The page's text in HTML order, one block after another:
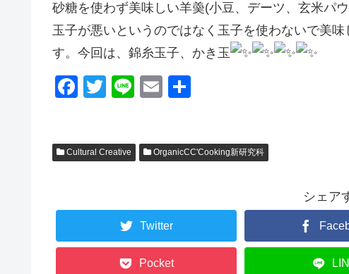
砂糖を使わず美味しい羊羮(小豆、デーツ、玄米パ
玉子が悪いというのではなく玉子を使わないで美
す。今回は、錦糸玉子、かき玉
F
e
k
T
er
Li
E
Cultural Creative OrganicCC'Cooking新研究科
シェア
Twitter
Pocket